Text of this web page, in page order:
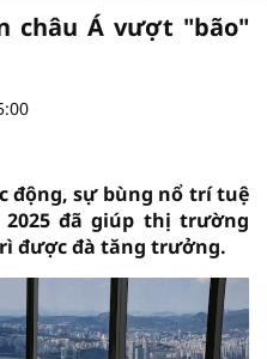
châu Á vượt "bão"
động, sự bùng nổ trí tuệ
đã giúp thị trường
được đà tăng trưởng.